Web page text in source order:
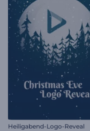
Heiligabend-Logo-Reveal